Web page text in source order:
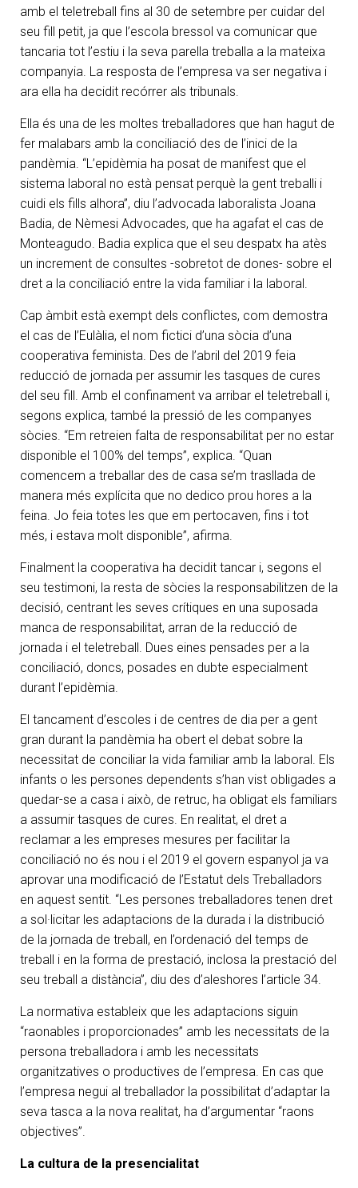
amb el teletreball fins al 30 de setembre per cuidar del
seu fill petit, ja que l’escola bressol va comunicar que
tancaria tot l’estiu i la seva parella treballa a la mateixa
companyia. La resposta de l’empresa va ser negativa i
ara ella ha decidit recórrer als tribunals.
Ella és una de les moltes treballadores que han hagut de
fer malabars amb la conciliació des de l’inici de la
pandèmia. “L’epidèmia ha posat de manifest que el
sistema laboral no està pensat perquè la gent treballi i
cuidi els fills alhora”, diu l’advocada laboralista Joana
Badia, de Nèmesi Advocades, que ha agafat el cas de
Monteagudo. Badia explica que el seu despatx ha atès
un increment de consultes -sobretot de dones- sobre el
dret a la conciliació entre la vida familiar i la laboral.
Cap àmbit està exempt dels conflictes, com demostra
el cas de l’Eulàlia, el nom fictici d’una sòcia d’una
cooperativa feminista. Des de l’abril del 2019 feia
reducció de jornada per assumir les tasques de cures
del seu fill. Amb el confinament va arribar el teletreball i,
segons explica, també la pressió de les companyes
sòcies. “Em retreien falta de responsabilitat per no estar
disponible el 100% del temps”, explica. “Quan
comencem a treballar des de casa se’m trasllada de
manera més explícita que no dedico prou hores a la
feina. Jo feia totes les que em pertocaven, fins i tot
més, i estava molt disponible”, afirma.
Finalment la cooperativa ha decidit tancar i, segons el
seu testimoni, la resta de sòcies la responsabilitzen de la
decisió, centrant les seves crítiques en una suposada
manca de responsabilitat, arran de la reducció de
jornada i el teletreball. Dues eines pensades per a la
conciliació, doncs, posades en dubte especialment
durant l’epidèmia.
El tancament d’escoles i de centres de dia per a gent
gran durant la pandèmia ha obert el debat sobre la
necessitat de conciliar la vida familiar amb la laboral. Els
infants o les persones dependents s’han vist obligades a
quedar-se a casa i això, de retruc, ha obligat els familiars
a assumir tasques de cures. En realitat, el dret a
reclamar a les empreses mesures per facilitar la
conciliació no és nou i el 2019 el govern espanyol ja va
aprovar una modificació de l’Estatut dels Treballadors
en aquest sentit. “Les persones treballadores tenen dret
a sol·licitar les adaptacions de la durada i la distribució
de la jornada de treball, en l’ordenació del temps de
treball i en la forma de prestació, inclosa la prestació del
seu treball a distància”, diu des d’aleshores l’article 34.
La normativa estableix que les adaptacions siguin
“raonables i proporcionades” amb les necessitats de la
persona treballadora i amb les necessitats
organitzatives o productives de l’empresa. En cas que
l’empresa negui al treballador la possibilitat d’adaptar la
seva tasca a la nova realitat, ha d’argumentar “raons
objectives”.
La cultura de la presencialitat